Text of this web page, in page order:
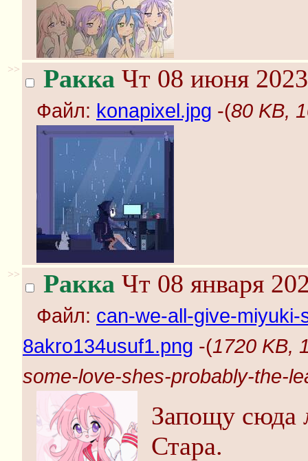
>> Ракка Чт 08 июня
Файл: konapixel.jpg -(80 KB,
>> Ракка Чт 08 января
Файл: can-we-all-give-
8akro134usuf1.png -(1720 KB,
some-love-shes-probably-the-
Запощу сюда
Стара.